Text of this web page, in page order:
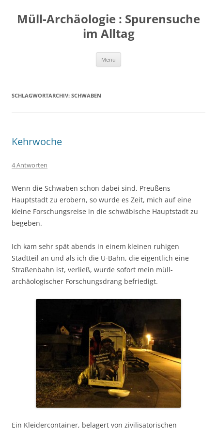
springen
Müll-Archäologie : Spurensuche
im Alltag
Menü
SCHLAGWORTARCHIV: SCHWABEN
Kehrwoche
4 Antworten
Wenn die Schwaben schon dabei sind, Preußens
Hauptstadt zu erobern, so wurde es Zeit, mich auf eine
kleine Forschungsreise in die schwäbische Hauptstadt zu
begeben.
Ich kam sehr spät abends in einem kleinen ruhigen
Stadtteil an und als ich die U-Bahn, die eigentlich eine
Straßenbahn ist, verließ, wurde sofort mein müll-
archäologischer Forschungsdrang befriedigt.
Ein Kleidercontainer, belagert von zivilisatorischen